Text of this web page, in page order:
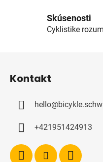
Skúsenosti
Cyklistike
Kontakt
hello@
+421951424913